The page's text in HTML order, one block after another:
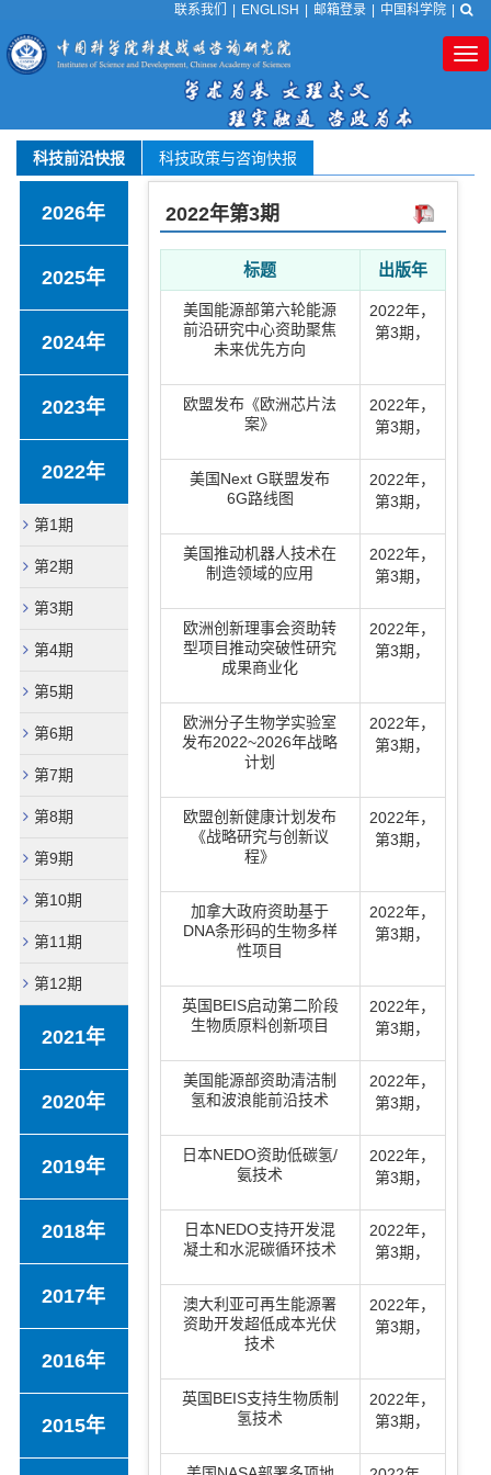
联系我们 ENGLISH 邮箱登录 中国科学院
科技前沿快报 科技政策与咨询快报
2026年
2025年
2024年
2023年
2022年
第1期
第2期
第3期
第4期
第5期
第6期
第7期
第8期
第9期
第10期
第11期
第12期
2021年
2020年
2019年
2018年
2017年
2016年
2015年
2022年第3期
标题 出版年
美国能源部第六轮能源
前沿研究中心资助聚焦
未来优先方向
2022年，
第3期 ，
欧盟发布《欧洲芯片法
案》
2022年，
第3期 ，
美国Next G联盟发布
6G路线图
2022年，
第3期 ，
美国推动机器人技术在
制造领域的应用
2022年，
第3期 ，
欧洲创新理事会资助转
型项目推动突破性研究
成果商业化
2022年，
第3期 ，
欧洲分子生物学实验室
发布2022~2026年战略
计划
2022年，
第3期 ，
欧盟创新健康计划发布
《战略研究与创新议
程》
2022年，
第3期 ，
加拿大政府资助基于
DNA条形码的生物多样
性项目
2022年，
第3期 ，
英国BEIS启动第二阶段
生物质原料创新项目
2022年，
第3期 ，
美国能源部资助清洁制
氢和波浪能前沿技术
2022年，
第3期 ，
日本NEDO资助低碳氢/
氨技术
2022年，
第3期 ，
日本NEDO支持开发混
凝土和水泥碳循环技术
2022年，
第3期 ，
澳大利亚可再生能源署
资助开发超低成本光伏
技术
2022年，
第3期 ，
英国BEIS支持生物质制
氢技术
2022年，
第3期 ，